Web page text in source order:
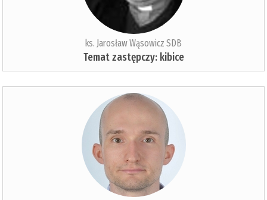
ks. Jarosław Wąsowicz SDB
Temat zastępczy: kibice